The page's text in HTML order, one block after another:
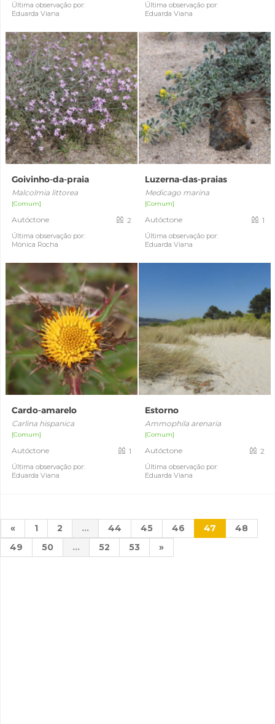
Última observação por:
Eduarda Viana
Última observação por:
Eduarda Viana
Goivinho-da-praia
Malcolmia littorea
[Comum]
Autóctone
Última observação por:
Mónica Rocha
2
Luzerna-das-praias
Medicago marina
[Comum]
Autóctone
Última observação por:
Eduarda Viana
1
Cardo-amarelo
Carlina hispanica
[Comum]
Autóctone
Última observação por:
Eduarda Viana
1
Estorno
Ammophila arenaria
[Comum]
Autóctone
Última observação por:
Eduarda Viana
2
« 1 2 ... 44 45 46 47
48
49
50 ... 52 53 »